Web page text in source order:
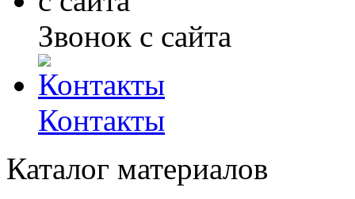
Звонок с сайта
Контакты
Каталог материалов